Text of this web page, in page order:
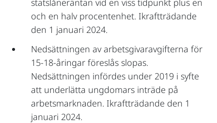
och en halv procentenhet. Ikraftträdande
den 1 januari 2024.
Nedsättningen av arbetsgivaravgifterna för
15-18-åringar föreslås slopas.
Nedsättningen infördes under 2019 i syfte
att underlätta ungdomars inträde på
arbetsmarknaden. Ikraftträdande den 1
januari 2024.